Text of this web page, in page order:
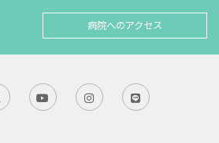
病院へのアクセス